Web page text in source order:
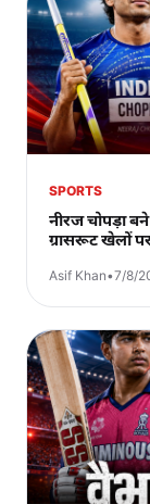
SPORTS
नीरज चोपड़ा
ग्रासरूट खेलों
Asif Khan•7/8/